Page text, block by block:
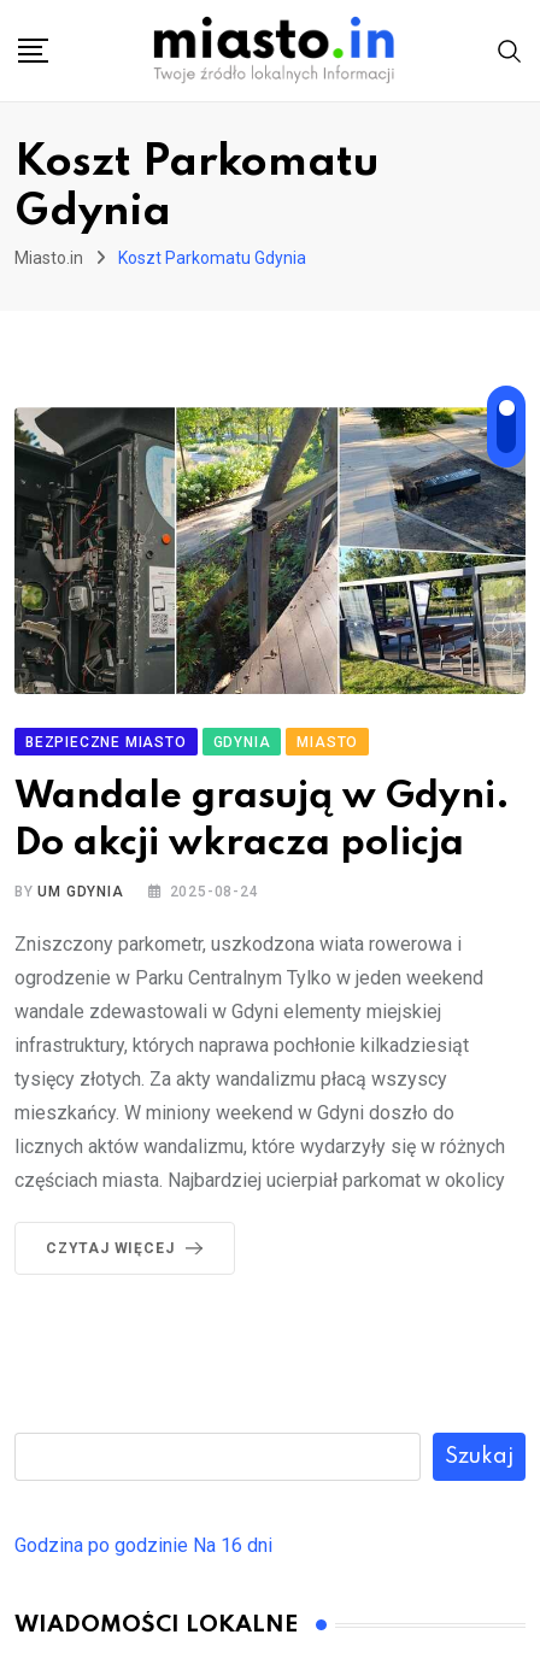
Koszt Parkomatu
Gdynia
Miasto.in Koszt Parkomatu Gdynia
BEZPIECZNE MIASTO GDYNIA MIASTO
Wandale grasują w Gdyni.
Do akcji wkracza policja
BYUM GDYNIA 2025-08-24
Zniszczony parkometr, uszkodzona wiata rowerowa i
ogrodzenie w Parku Centralnym Tylko w jeden weekend
wandale zdewastowali w Gdyni elementy miejskiej
infrastruktury, których naprawa pochłonie kilkadziesiąt
tysięcy złotych. Za akty wandalizmu płacą wszyscy
mieszkańcy. W miniony weekend w Gdyni doszło do
licznych aktów wandalizmu, które wydarzyły się w różnych
częściach miasta. Najbardziej ucierpiał parkomat w okolicy
CZYTAJ WIĘCEJ
Szukaj
Godzina po godzinie Na 16 dni
WIADOMOŚCI LOKALNE